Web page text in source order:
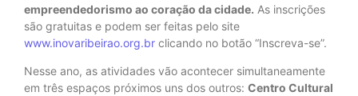
empreendedorismo ao coração da cidade. As inscrições
são gratuitas e podem ser feitas pelo site
www.inovaribeirao.org.br clicando no botão “Inscreva-se”.
Nesse ano, as atividades vão acontecer simultaneamente
em três espaços próximos uns dos outros: Centro Cultural